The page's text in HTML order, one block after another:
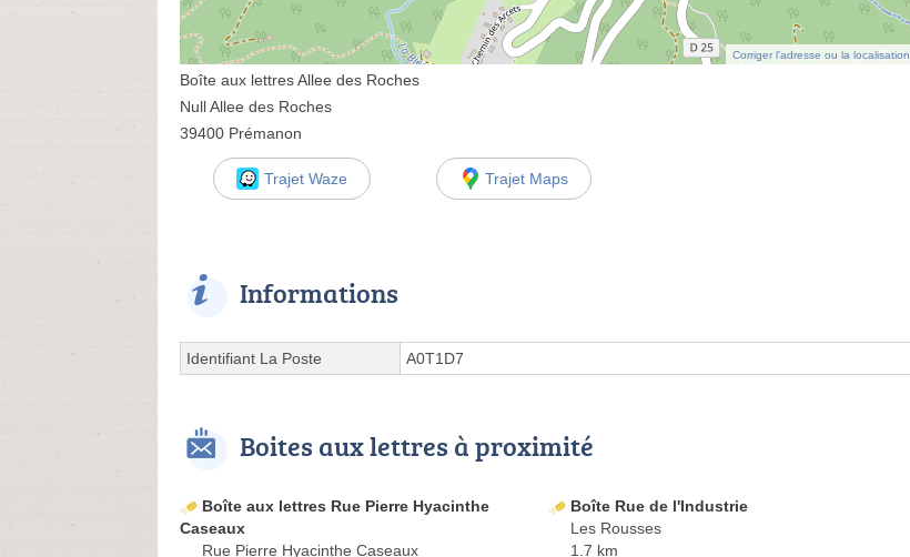
Corriger l’adresse ou la localisation
Boîte aux lettres Allee des Roches
Null Allee des Roches
39400 Prémanon
Trajet Waze Trajet Maps
Informations
Identifiant La Poste A0T1D7
Boites aux lettres à proximité
Boîte aux lettres Rue Pierre Hyacinthe
Caseaux
Rue Pierre Hyacinthe Caseaux
Boîte Rue de l'Industrie
Les Rousses
1.7 km